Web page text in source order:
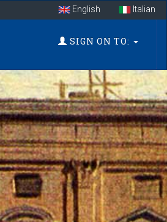
English Italian
SIGN ON TO: